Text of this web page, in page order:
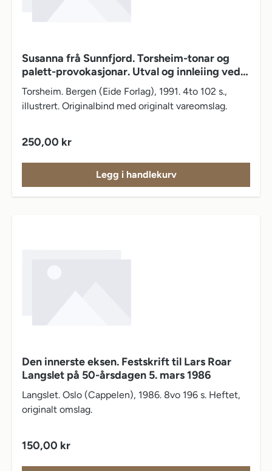
Susanna frå Sunnfjord. Torsheim-tonar og
palett-provokasjonar. Utval og innleiing ved
Harald Flor
Torsheim. Bergen (Eide Forlag), 1991. 4to 102 s.,
illustrert. Originalbind med originalt vareomslag.
Vanlig pris:
250,00 kr
Legg i handlekurv
Den innerste eksen. Festskrift til Lars Roar
Langslet på 50-årsdagen 5. mars 1986
Langslet. Oslo (Cappelen), 1986. 8vo 196 s. Heftet,
originalt omslag.
Vanlig pris:
150,00 kr